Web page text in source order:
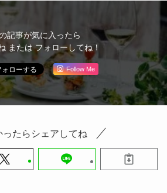
記事が気に入ったら
または フォローしてね！
Follow Me
ったらシェアしてね